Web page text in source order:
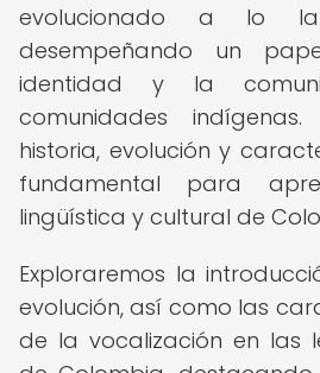
evolucionado a lo
desempeñando un
identidad y la
comunidades
historia, evolución y
fundamental para
lingüística y cultural de
Exploraremos la
evolución, así como las
de la vocalización en las